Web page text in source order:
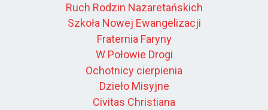
Ruch Rodzin Nazaretańskich
Szkoła Nowej Ewangelizacji
Fraternia Faryny
W Połowie Drogi
Ochotnicy cierpienia
Dzieło Misyjne
Civitas Christiana